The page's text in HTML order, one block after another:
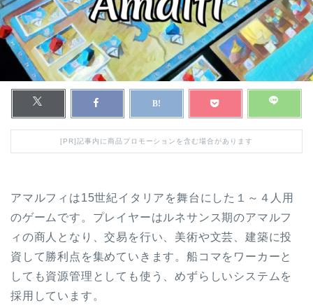
[PR]記事内に商品プロモーションを含む場合があります
アマルフィは15世紀イタリアを舞台にした１～４人用
のゲームです。プレイヤーはルネサンス期のアマルフ
ィの商人となり、交易を行い、美術や文芸、建築に投
資して勝利点を集めていきます。船コマをワーカーと
しても資源管理としても使う、めずらしいシステムを
採用しています。